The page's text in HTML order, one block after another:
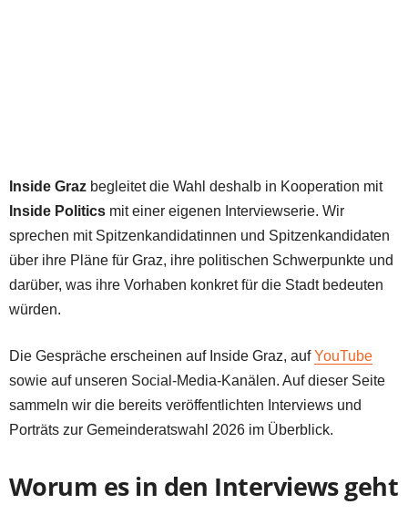
Inside Graz begleitet die Wahl deshalb in Kooperation mit
Inside Politics mit einer eigenen Interviewserie. Wir
sprechen mit Spitzenkandidatinnen und Spitzenkandidaten
über ihre Pläne für Graz, ihre politischen Schwerpunkte und
darüber, was ihre Vorhaben konkret für die Stadt bedeuten
würden.
Die Gespräche erscheinen auf Inside Graz, aufYouTube
sowie auf unseren Social-Media-Kanälen. Auf dieser Seite
sammeln wir die bereits veröffentlichten Interviews und
Porträts zur Gemeinderatswahl 2026 im Überblick.
Worum es in den Interviews geht